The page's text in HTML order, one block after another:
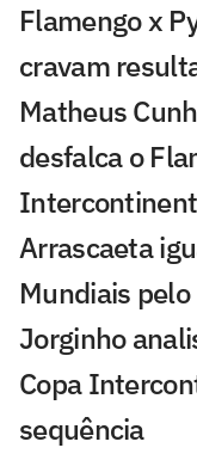
Flamengo x
cravam
Matheus
desfalca o
Arrascaeta
Mundiais
Jorginho
Copa
sequência